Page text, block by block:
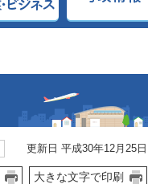
更新日 平成30年12月25日
大きな文字で印刷